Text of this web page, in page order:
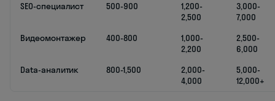
SEO-специалист
500-900
1,200-
2,500
3,000-
7,000
Видеомонтажер
400-800
1,000-
2,200
2,500-
6,000
Data-аналитик
800-1,500
2,000-
4,000
5,000-
12,000+